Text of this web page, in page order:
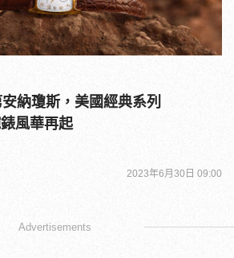
納瓊斯，美國經典系列
風華再起
2023年6月30日 09:00
Advertisements